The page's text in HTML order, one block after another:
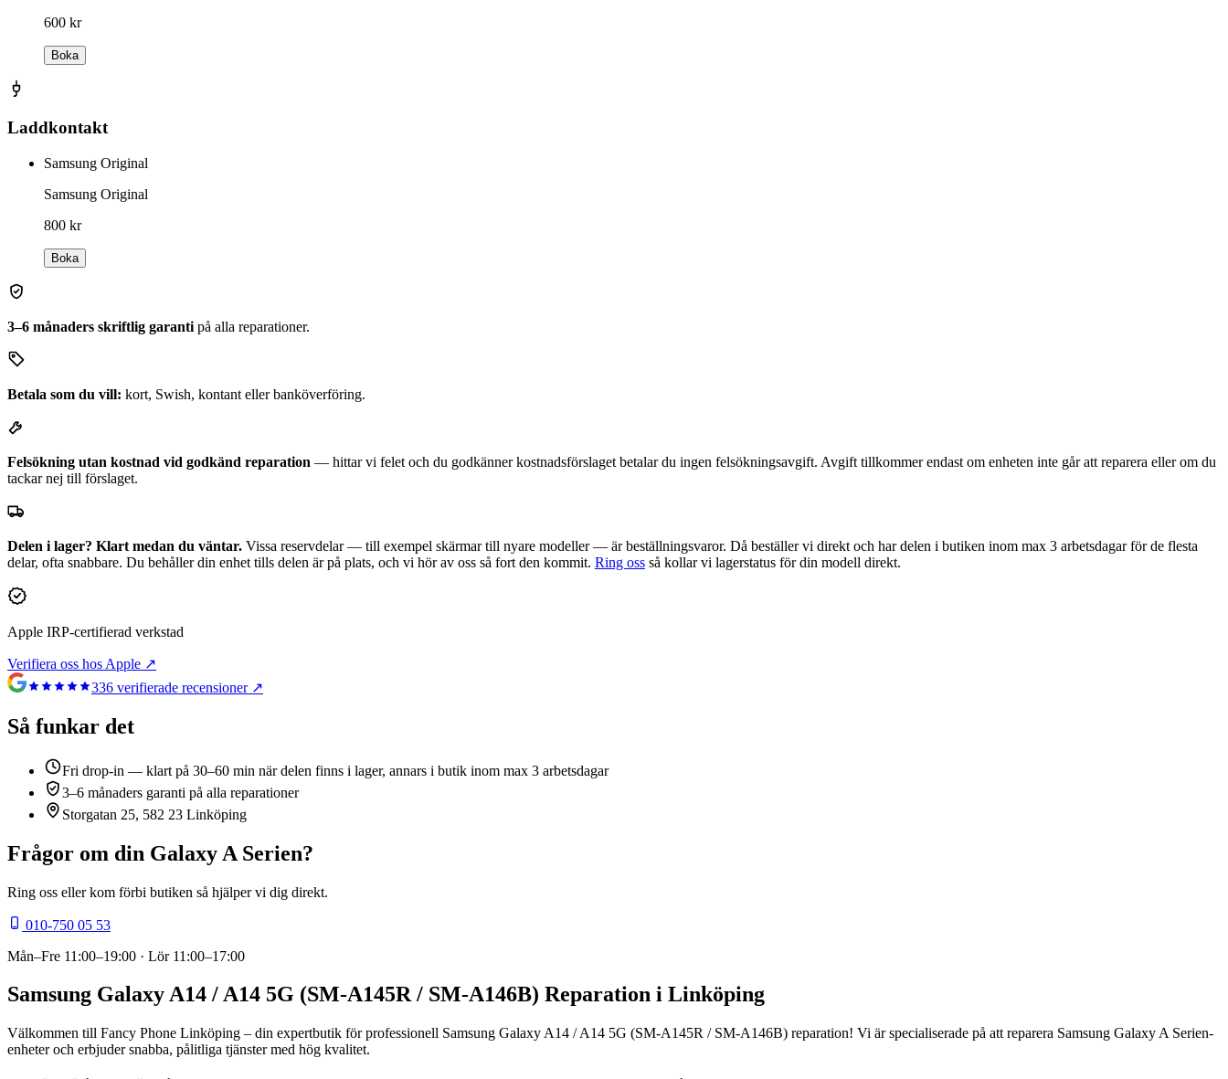
600 kr
Boka
Laddkontakt
Samsung Original
Samsung Original
800 kr
Boka
3–6 månaders skriftlig garanti på alla reparationer.
Betala som du vill: kort, Swish, kontant eller banköverföring.
Felsökning utan kostnad vid godkänd reparation — hittar vi felet och du godkänner kostnadsförslaget betalar du ingen felsökningsavgift. Avgift tillkommer endast om enheten inte går att reparera eller om du
tackar nej till förslaget.
Delen i lager? Klart medan du väntar. Vissa reservdelar — till exempel skärmar till nyare modeller — är beställningsvaror. Då beställer vi direkt och har delen i butiken inom max 3 arbetsdagar för de flesta
delar, ofta snabbare. Du behåller din enhet tills delen är på plats, och vi hör av oss så fort den kommit. Ring oss så kollar vi lagerstatus för din modell direkt.
Apple IRP-certifierad verkstad
Verifiera oss hos Apple ↗
336 verifierade recensioner ↗
Så funkar det
Fri drop-in — klart på 30–60 min när delen finns i lager, annars i butik inom max 3 arbetsdagar
3–6 månaders garanti på alla reparationer
Storgatan 25, 582 23 Linköping
Frågor om din Galaxy A Serien?
Ring oss eller kom förbi butiken så hjälper vi dig direkt.
010-750 05 53
Mån–Fre 11:00–19:00 · Lör 11:00–17:00
Samsung Galaxy A14 / A14 5G (SM-A145R / SM-A146B) Reparation i Linköping
Välkommen till Fancy Phone Linköping – din expertbutik för professionell Samsung Galaxy A14 / A14 5G (SM-A145R / SM-A146B) reparation! Vi är specialiserade på att reparera Samsung Galaxy A Serien-
enheter och erbjuder snabba, pålitliga tjänster med hög kvalitet.